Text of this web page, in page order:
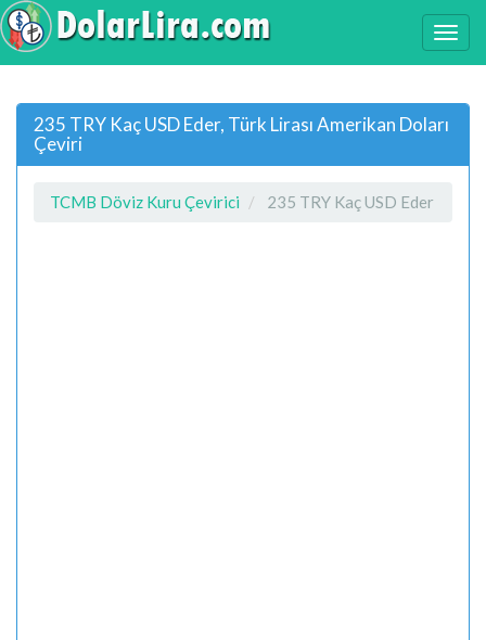
235 TRY Kaç USD Eder, Türk Lirası Amerikan Doları
Çeviri
TCMB Döviz Kuru Çevirici 235 TRY Kaç USD Eder